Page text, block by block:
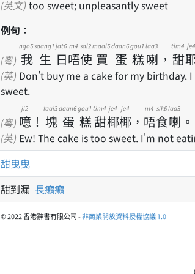
(英文) too sweet; unpleasantly sweet
例句：
(粵) 我
ngo5
生
saang1
日
jat6
唔
m4
使
sai2
買
maai5
蛋
daan6
糕
gou1
喇
laa3
， 甜
tim4 je4
(英) Don't buy me a cake for my birthday.
sweet.
(粵) 噫
ji2
！ 塊
faai3
蛋
daan6
糕
gou1
甜
tim4
椰
je4
椰
je4
， 唔
m4
食
sik6
喇
laa3
。
(英) Ew! The cake is too sweet. I'm not
甜曳曳
甜到漏 長癩癩
© 2022 香港辭書有限公司 -非商業開放資料授權協議 1.0